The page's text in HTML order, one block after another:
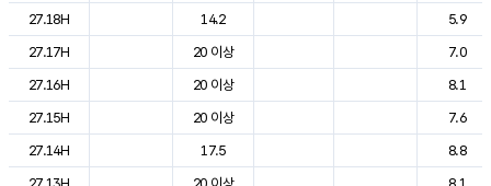
27.18H
14.2
5.9
27.17H
20 이상
7.0
27.16H
20 이상
8.1
27.15H
20 이상
7.6
27.14H
17.5
8.8